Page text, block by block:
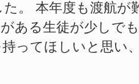
。 本年度も渡航が
ある生徒が少しで
ってほしいと思い